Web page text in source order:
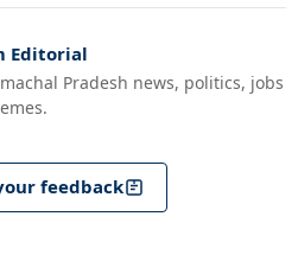
Editorial
Pradesh news, politics, jobs
feedback